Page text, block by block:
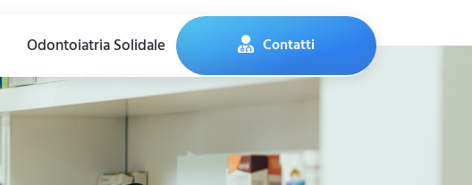
Odontoiatria Solidale Contatti